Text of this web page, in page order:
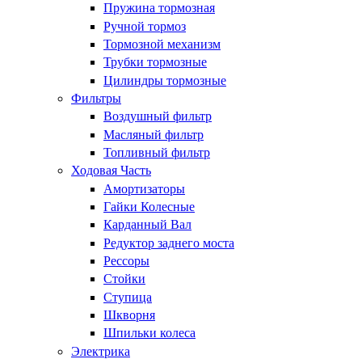
Пружина тормозная
Ручной тормоз
Тормозной механизм
Трубки тормозные
Цилиндры тормозные
Фильтры
Воздушный фильтр
Масляный фильтр
Топливный фильтр
Ходовая Часть
Амортизаторы
Гайки Колесные
Карданный Вал
Редуктор заднего моста
Рессоры
Стойки
Ступица
Шкворня
Шпильки колеса
Электрика